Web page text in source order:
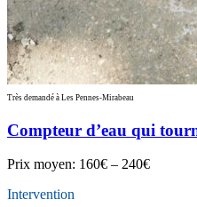
Très demandé à Les Pennes-Mirabeau
Compteur d’eau qui
Prix moyen: 160€ – 240€
Intervention